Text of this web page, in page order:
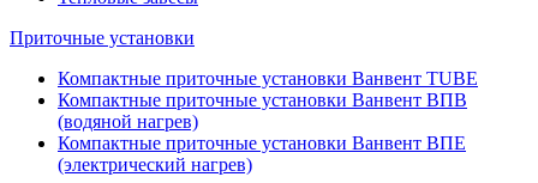
Приточные установки
Компактные приточные установки Ванвент TUBE
Компактные приточные установки Ванвент ВПВ
(водяной нагрев)
Компактные приточные установки Ванвент ВПЕ
(электрический нагрев)